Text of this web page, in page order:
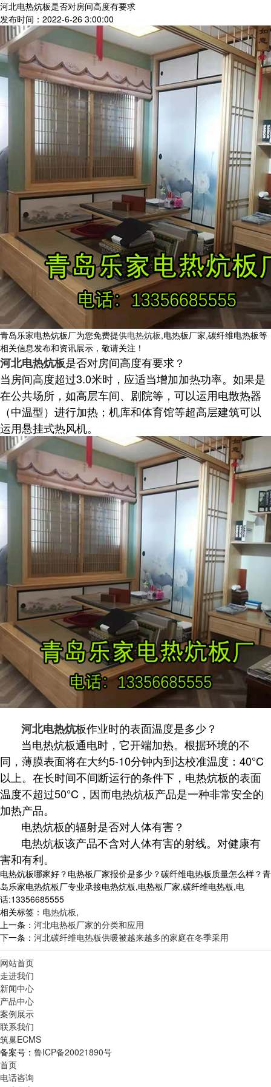
河北电热炕板是否对房间高度有要求
发布时间：2022-6-26 3:00:00
青岛乐家电热炕板厂为您免费提供电热炕板,电热板厂家,碳纤维电热板等
相关信息发布和资讯展示，敬请关注！
河北电热炕板是否对房间高度有要求？
当房间高度超过3.0米时，应适当增加加热功率。如果是
在公共场所，如高层车间、剧院等，可以运用电散热器
（中温型）进行加热；机库和体育馆等超高层建筑可以
运用悬挂式热风机。
河北电热炕板作业时的表面温度是多少？
当电热炕板通电时，它开端加热。根据环境的不
同，薄膜表面将在大约5-10分钟内到达校准温度：40°C
以上。在长时间不间断运行的条件下，电热炕板的表面
温度不超过50°C，因而电热炕板产品是一种非常安全的
加热产品。
电热炕板的辐射是否对人体有害？
电热炕板该产品不含对人体有害的射线。对健康有
害和有利。
电热炕板哪家好？电热板厂家报价是多少？碳纤维电热板质量怎么样？青
岛乐家电热炕板厂专业承接电热炕板,电热板厂家,碳纤维电热板,电
话:13356685555
相关标签： 电热炕板,
上一条： 河北电热板厂家的分类和应用
下一条： 河北碳纤维电热板供暖被越来越多的家庭在冬季采用
网站首页
走进我们
新闻中心
产品中心
案例展示
联系我们
筑巢ECMS
备案号： 鲁ICP备20021890号
首页
电话咨询